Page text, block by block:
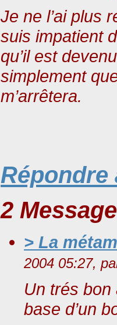
Je ne l’ai plus
suis impatient
qu’il est
simplement
m’arrêtera.
Répondre
2
> La
2004 05:27,
Un trés bon
base d’un